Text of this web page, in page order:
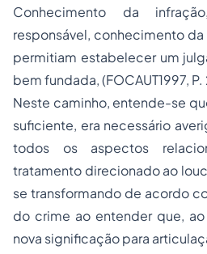
Conhecimento da
responsável, conhecimento
permitiam estabelecer um
bem fundada, (FOCAUT1997, P.
Neste caminho, entende-se
suficiente, era necessário
todos os aspectos
tratamento direcionado ao
se transformando de acordo
do crime ao entender que,
nova significação para